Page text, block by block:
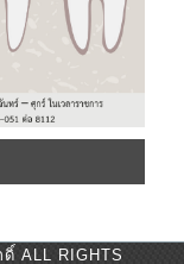
ALL RIGHTS